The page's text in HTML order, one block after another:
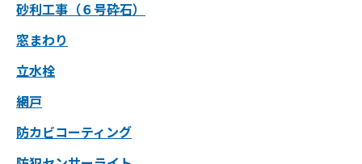
砂利工事（６号砕石）
窓まわり
立水栓
網戸
防カビコーティング